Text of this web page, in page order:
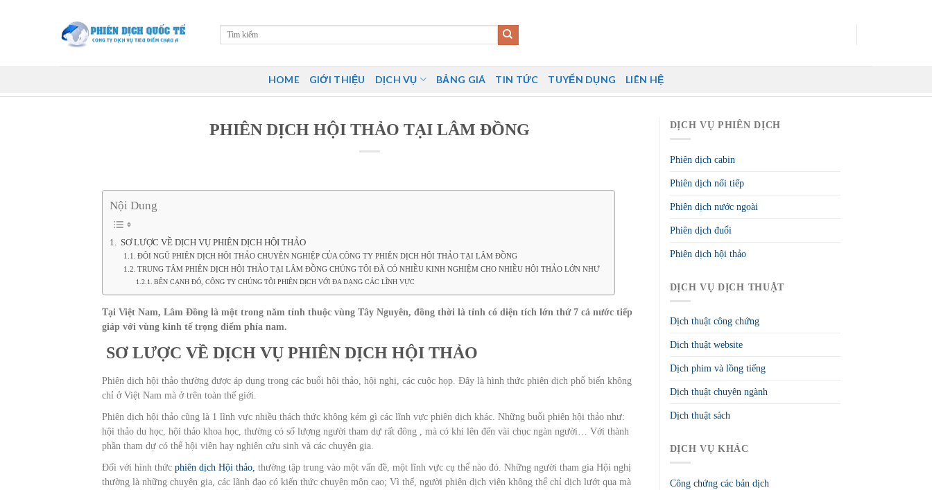
HOME GIỚI THIỆU DỊCH VỤ BẢNG GIÁ TIN TỨC TUYỂN DỤNG LIÊN HỆ
PHIÊN DỊCH HỘI THẢO TẠI LÂM ĐỒNG
Nội Dung
SƠ LƯỢC VỀ DỊCH VỤ PHIÊN DỊCH HỘI THẢO
ĐỘI NGŨ PHIÊN DỊCH HỘI THẢO CHUYÊN NGHIỆP CỦA CÔNG TY PHIÊN DỊCH HỘI THẢO TẠI LÂM ĐỒNG
TRUNG TÂM PHIÊN DỊCH HỘI THẢO TẠI LÂM ĐỒNG CHÚNG TÔI ĐÃ CÓ NHIỀU KINH NGHIỆM CHO NHIỀU HỘI THẢO LỚN NHƯ
BÊN CẠNH ĐÓ, CÔNG TY CHÚNG TÔI PHIÊN DỊCH VỚI ĐA DẠNG CÁC LĨNH VỰC
Tại Việt Nam, Lâm Đồng là một trong năm tỉnh thuộc vùng Tây Nguyên, đồng thời là tỉnh có diện tích lớn thứ 7 cả nước tiếp
giáp với vùng kinh tế trọng điểm phía nam.
SƠ LƯỢC VỀ DỊCH VỤ PHIÊN DỊCH HỘI THẢO
Phiên dịch hội thảo thường được áp dụng trong các buổi hội thảo, hội nghị, các cuộc họp. Đây là hình thức phiên dịch phổ biến không
chỉ ở Việt Nam mà ở trên toàn thế giới.
Phiên dịch hội thảo cũng là 1 lĩnh vực nhiều thách thức không kém gì các lĩnh vực phiên dịch khác. Những buổi phiên hội thảo như:
hội thảo du học, hội thảo khoa học, thường có số lượng người tham dự rất đông , mà có khi lên đến vài chục ngàn người… Với thành
phần tham dự có thể hội viên hay nghiên cứu sinh và các chuyên gia.
Đối với hình thức phiên dịch Hội thảo, thường tập trung vào một vấn đề, một lĩnh vực cụ thể nào đó. Những người tham gia Hội nghị
thường là những chuyên gia, các lãnh đạo có kiến thức chuyên môn cao; Vì thế, người phiên dịch viên không thể chỉ dịch lướt qua mà
DỊCH VỤ PHIÊN DỊCH
Phiên dịch cabin
Phiên dịch nối tiếp
Phiên dịch nước ngoài
Phiên dịch đuổi
Phiên dịch hội thảo
DỊCH VỤ DỊCH THUẬT
Dịch thuật công chứng
Dịch thuật website
Dịch phim và lồng tiếng
Dịch thuật chuyên ngành
Dịch thuật sách
DỊCH VỤ KHÁC
Công chứng các bản dịch